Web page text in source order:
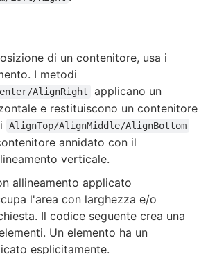
di un contenitore, usa i
I metodi
AlignRight
applicano un
e restituiscono un contenitore
AlignTop/AlignMiddle/AlignBottom
annidato con il
verticale.
allineamento applicato
l'area con larghezza e/o
Il codice seguente crea una
Un elemento ha un
esplicitamente.